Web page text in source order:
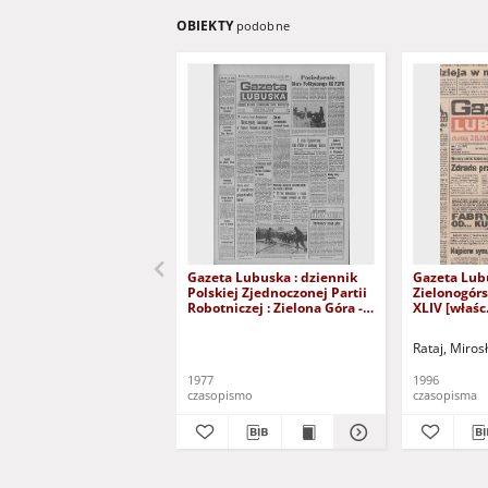
OBIEKTY podobne
Gazeta Lubuska : dziennik
Polskiej Zjednoczonej Partii
Robotniczej : Zielona Góra -
1977
czasopismo
Gazeta
XLIV
Rataj,
1996
czasopisma